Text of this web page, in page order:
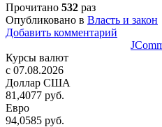
Прочитано 532 раз
Опубликовано в Власть и закон
Добавить комментарий
Курсы валют
c 07.08.2026
Доллар США
81,4077 руб.
Евро
94,0585 руб.